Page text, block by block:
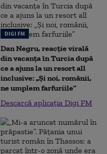
DIGI FM
Dan Negru, reacție virală
din vacanța în Turcia după
ce a ajuns la un resort all
inclusive: „Și noi, românii,
ne umplem farfuriile”
Descarcă aplicația Digi FM